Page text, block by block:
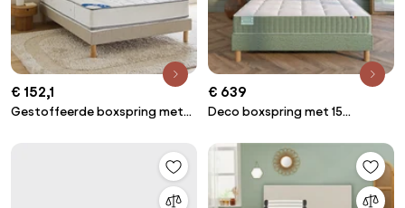
€ 152,1
Gestoffeerde boxspring met
€ 639
Deco boxspring met 15